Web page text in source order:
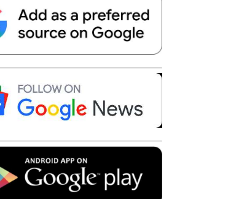
Copy URL